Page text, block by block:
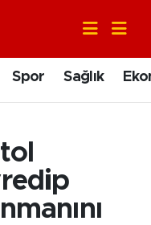
Spor Sağlık
Fikstür